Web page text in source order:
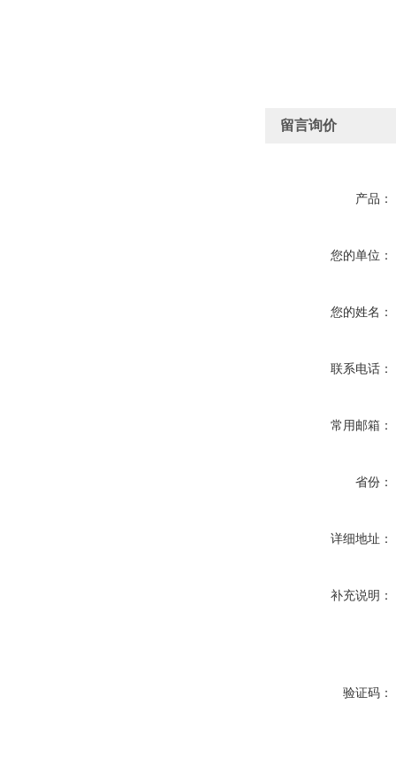
留言询价
产品：
您的单位：
您的姓名：
联系电话：
常用邮箱：
省份：
详细地址：
补充说明：
验证码：